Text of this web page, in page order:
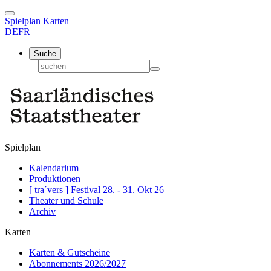
Spielplan Karten
DEFR
Suche
Spielplan
Kalendarium
Produktionen
[ tra´vers ] Festival 28. - 31. Okt 26
Theater und Schule
Archiv
Karten
Karten & Gutscheine
Abonnements 2026/2027